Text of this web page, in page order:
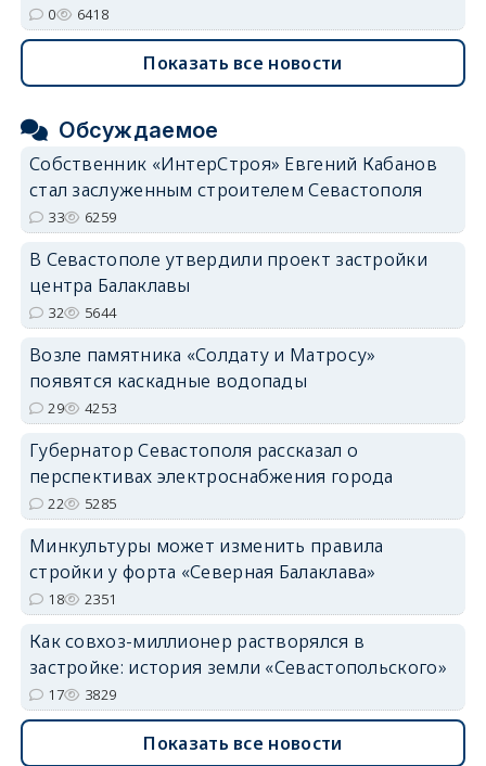
0 6418
Показать все новости
Обсуждаемое
Собственник «ИнтерСтроя» Евгений Кабанов
стал заслуженным строителем Севастополя
33 6259
В Севастополе утвердили проект застройки
центра Балаклавы
32 5644
Возле памятника «Солдату и Матросу»
появятся каскадные водопады
29 4253
Губернатор Севастополя рассказал о
перспективах электроснабжения города
22 5285
Минкультуры может изменить правила
стройки у форта «Северная Балаклава»
18 2351
Как совхоз-миллионер растворялся в
застройке: история земли «Севастопольского»
17 3829
Показать все новости